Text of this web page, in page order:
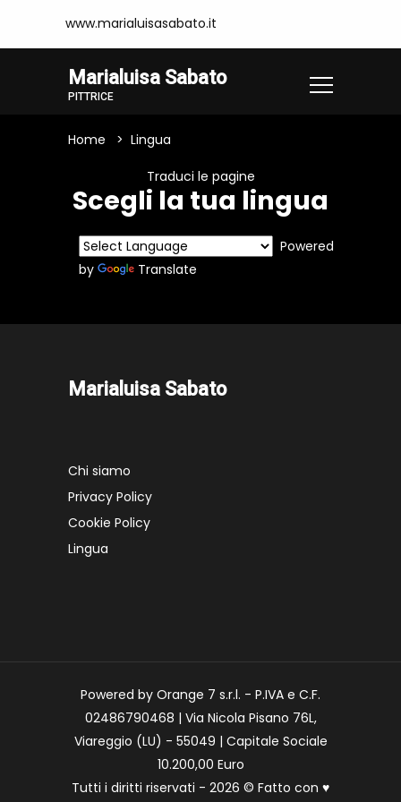
www.marialuisasabato.it
Marialuisa Sabato
PITTRICE
Home Lingua
Traduci le pagine
Scegli la tua lingua
Powered
by
Translate
Marialuisa Sabato
Chi siamo
Privacy Policy
Cookie Policy
Lingua
Powered by Orange 7 s.r.l. - P.IVA e C.F.
02486790468 | Via Nicola Pisano 76L,
Viareggio (LU) - 55049 | Capitale Sociale
10.200,00 Euro
Tutti i diritti riservati - 2026 © Fatto con ♥